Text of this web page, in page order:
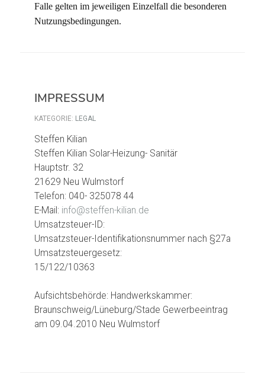
Falle gelten im jeweiligen Einzelfall die besonderen
Nutzungsbedingungen.
IMPRESSUM
KATEGORIE: LEGAL
Steffen Kilian
Steffen Kilian Solar-Heizung- Sanitär
Hauptstr. 32
21629 Neu Wulmstorf
Telefon: 040- 325078 44
E-Mail: info@steffen-kilian.de
Umsatzsteuer-ID:
Umsatzsteuer-Identifikationsnummer nach §27a
Umsatzsteuergesetz:
15/122/10363
Aufsichtsbehörde: Handwerkskammer:
Braunschweig/Lüneburg/Stade Gewerbeeintrag
am 09.04.2010 Neu Wulmstorf